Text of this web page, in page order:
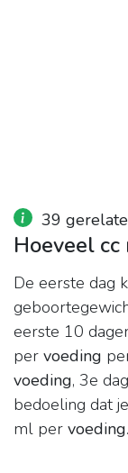
39
Hoeveel
De eerste dag
eerste 10
per voeding
voeding, 3e
bedoeling dat je
ml per voeding.